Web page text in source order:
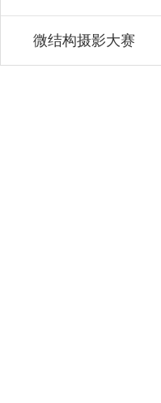
微结构摄影大赛